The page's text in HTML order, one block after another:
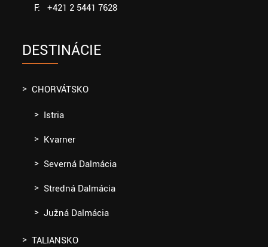
F: +421 2 5441 7628
DESTINÁCIE
CHORVÁTSKO
Istria
Kvarner
Severná Dalmácia
Stredná Dalmácia
Južná Dalmácia
TALIANSKO